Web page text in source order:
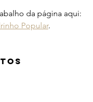
da página aqui:
Popular.